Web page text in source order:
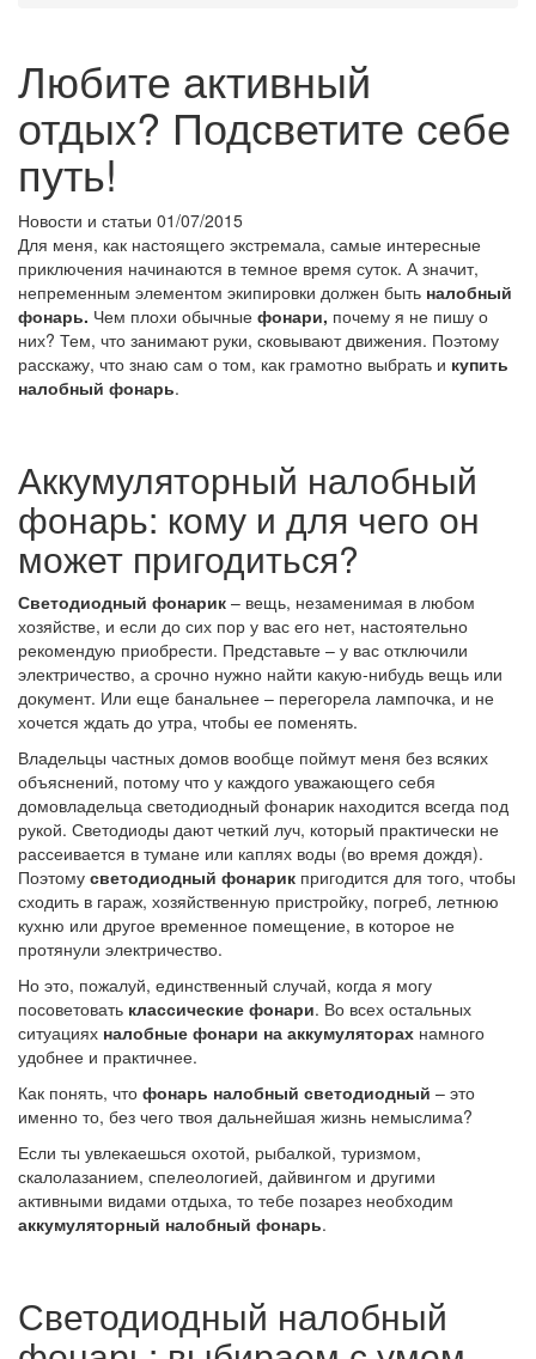
Любите активный
отдых? Подсветите себе
путь!
Новости и статьи 01/07/2015
Для меня, как настоящего экстремала, самые интересные
приключения начинаются в темное время суток. А значит,
непременным элементом экипировки должен быть налобный
фонарь. Чем плохи обычные фонари, почему я не пишу о
них? Тем, что занимают руки, сковывают движения. Поэтому
расскажу, что знаю сам о том, как грамотно выбрать и купить
налобный фонарь.
Аккумуляторный налобный
фонарь: кому и для чего он
может пригодиться?
Светодиодный фонарик – вещь, незаменимая в любом
хозяйстве, и если до сих пор у вас его нет, настоятельно
рекомендую приобрести. Представьте – у вас отключили
электричество, а срочно нужно найти какую-нибудь вещь или
документ. Или еще банальнее – перегорела лампочка, и не
хочется ждать до утра, чтобы ее поменять.
Владельцы частных домов вообще поймут меня без всяких
объяснений, потому что у каждого уважающего себя
домовладельца светодиодный фонарик находится всегда под
рукой. Светодиоды дают четкий луч, который практически не
рассеивается в тумане или каплях воды (во время дождя).
Поэтому светодиодный фонарик пригодится для того, чтобы
сходить в гараж, хозяйственную пристройку, погреб, летнюю
кухню или другое временное помещение, в которое не
протянули электричество.
Но это, пожалуй, единственный случай, когда я могу
посоветовать классические фонари. Во всех остальных
ситуациях налобные фонари на аккумуляторах намного
удобнее и практичнее.
Как понять, что фонарь налобный светодиодный – это
именно то, без чего твоя дальнейшая жизнь немыслима?
Если ты увлекаешься охотой, рыбалкой, туризмом,
скалолазанием, спелеологией, дайвингом и другими
активными видами отдыха, то тебе позарез необходим
аккумуляторный налобный фонарь.
Светодиодный налобный